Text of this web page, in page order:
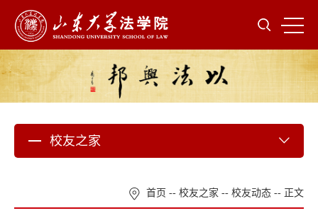
校友之家
首页 -- 校友之家 -- 校友动态 -- 正文